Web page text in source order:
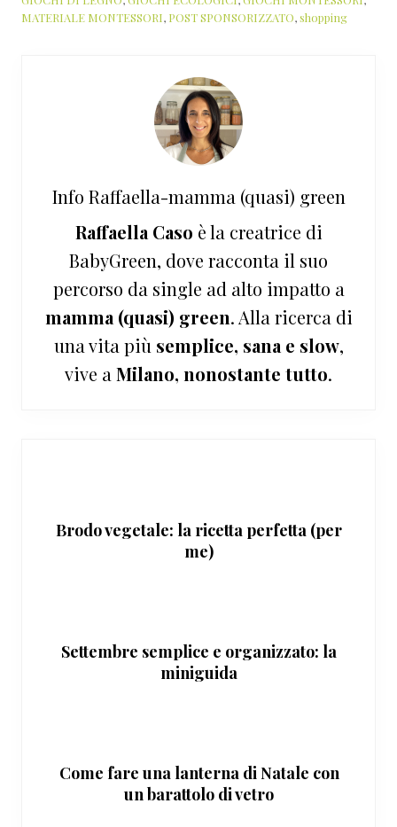
MATERIALE MONTESSORI, POST SPONSORIZZATO,shopping
Info Raffaella-mamma (quasi) green
Raffaella Caso è la creatrice di
BabyGreen, dove racconta il suo
percorso da single ad alto impatto a
mamma (quasi) green. Alla ricerca di
una vita più semplice, sana e slow,
vive a Milano, nonostante tutto.
Brodo vegetale: la ricetta perfetta (per
me)
Settembre semplice e organizzato: la
miniguida
Come fare una lanterna di Natale con
un barattolo di vetro